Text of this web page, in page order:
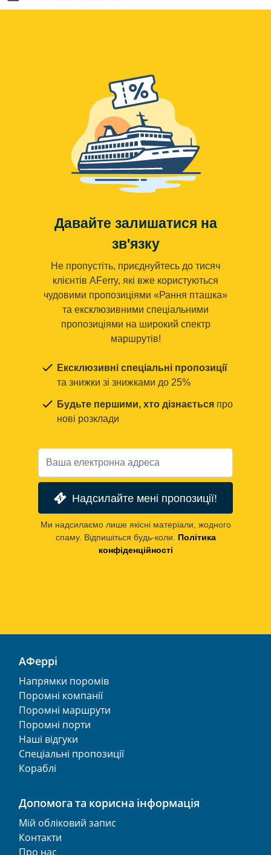
Давайте залишатися на
зв'язку
Не пропустіть, приєднуйтесь до тисяч
клієнтів AFerry, які вже користуються
чудовими пропозиціями «Рання пташка»
та ексклюзивними спеціальними
пропозиціями на широкий спектр
маршрутів!
Ексклюзивні спеціальні пропозиції
та знижки зі знижками до 25%
Будьте першими, хто дізнається про
нові розклади
Надсилайте мені пропозиції!
Ми надсилаємо лише якісні матеріали, жодного
спаму. Відпишіться будь-коли.
Політика
конфіденційності
АФеррі
Напрямки поромів
Поромні компанії
Поромні маршрути
Поромні порти
Наші відгуки
Спеціальні пропозиції
Кораблі
Допомога та корисна інформація
Мій обліковий запис
Контакти
Про нас